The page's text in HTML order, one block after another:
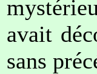
avait
sans